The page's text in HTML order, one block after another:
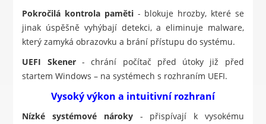
Pokročilá kontrola paměti- blokuje hrozby, které se
jinak úspěšně vyhýbají detekci, a eliminuje malware,
který zamyká obrazovku a brání přístupu do systému.
UEFI Skener- chrání počítač před útoky již před
startem Windows – na systémech s rozhraním UEFI.
Vysoký výkon a intuitivní rozhraní
Nízké systémové nároky- přispívají k vysokému